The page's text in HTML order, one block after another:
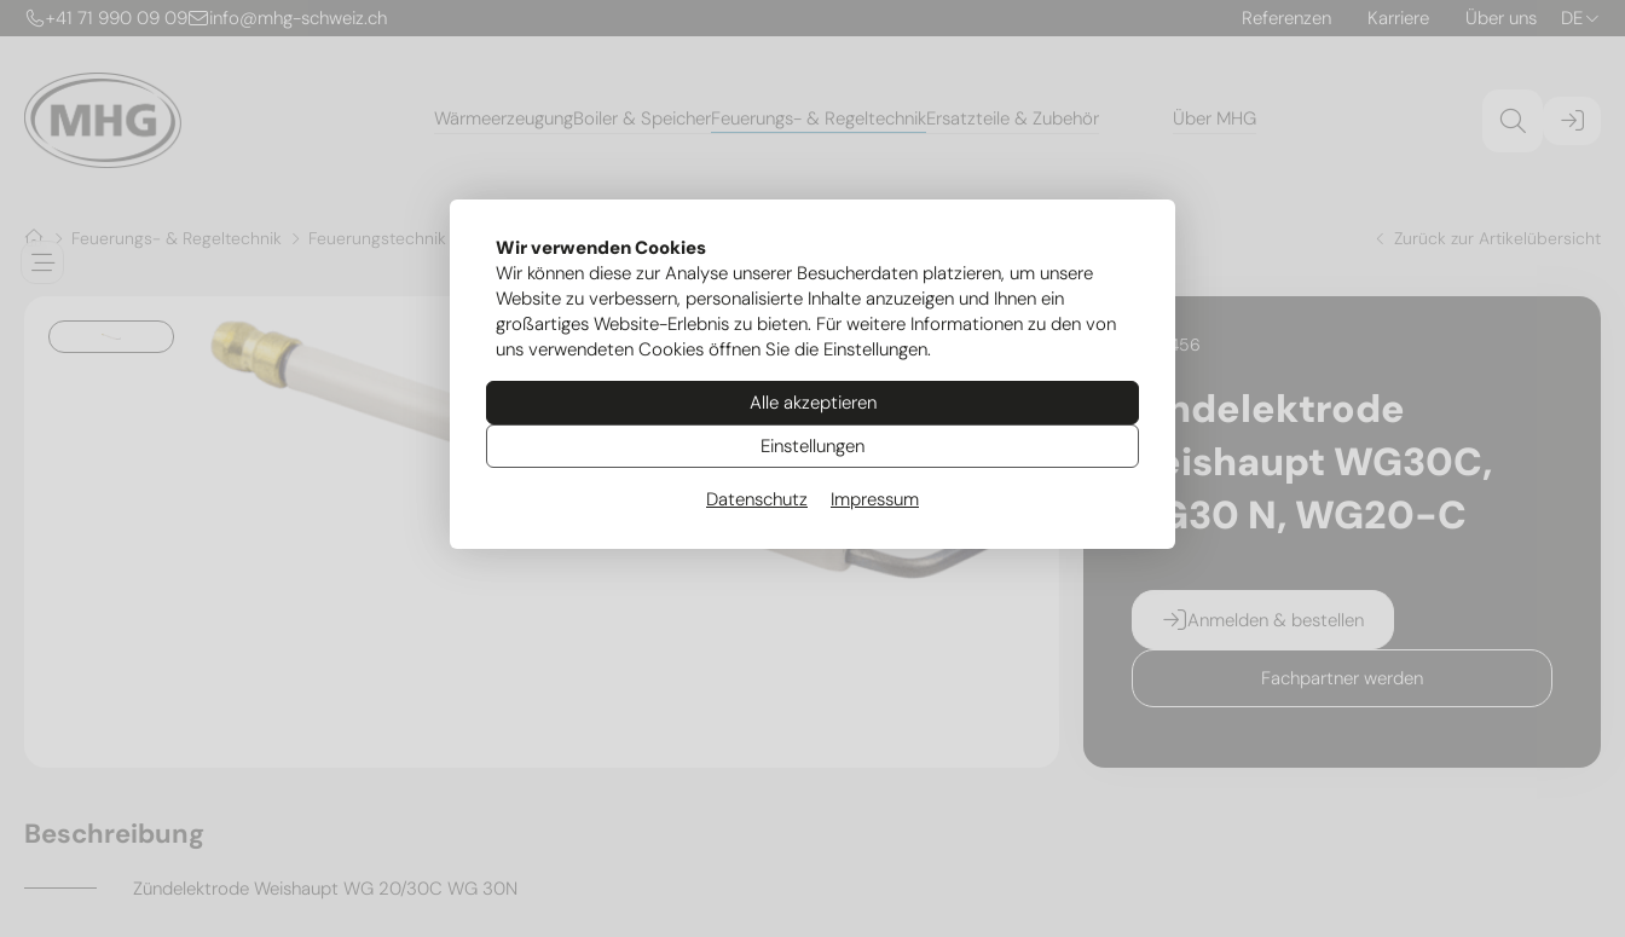
Wir verwenden Cookies
Wir können diese zur Analyse unserer Besucherdaten platzieren, um unsere
Website zu verbessern, personalisierte Inhalte anzuzeigen und Ihnen ein
großartiges Website-Erlebnis zu bieten. Für weitere Informationen zu den von
uns verwendeten Cookies öffnen Sie die Einstellungen.
Alle akzeptieren
Einstellungen
Datenschutz Impressum
+41 71 990 09 09 info@mhg-schweiz.ch Referenzen Karriere Über uns DE
WärmeerzeugungBoiler & SpeicherFeuerungs- & RegeltechnikErsatzteile & Zubehör Über MHG
Feuerungs- & Regeltechnik Feuerungstechnik Zünd- & Ionisationselektroden Zurück zur Artikelübersicht
30.192456
Zündelektrode
Weishaupt WG30C,
WG30 N, WG20-C
Anmelden & bestellen
Fachpartner werden
Beschreibung
Zündelektrode Weishaupt WG 20/30C WG 30N